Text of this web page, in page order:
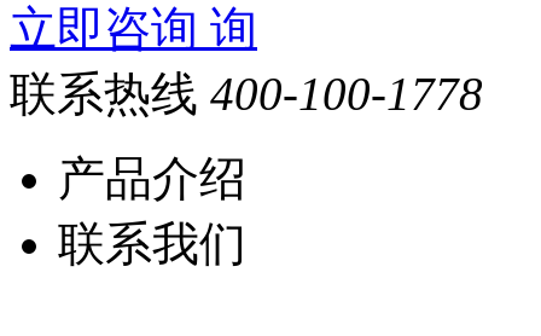
立即咨询
联系热线 400-100-1778
产品介绍
联系我们